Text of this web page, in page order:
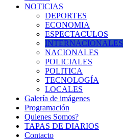
NOTICIAS
DEPORTES
ECONOMIA
ESPECTACULOS
INTERNACIONALES
NACIONALES
POLICIALES
POLITICA
TECNOLOGÍA
LOCALES
Galería de imágenes
Programación
Quienes Somos?
TAPAS DE DIARIOS
Contacto